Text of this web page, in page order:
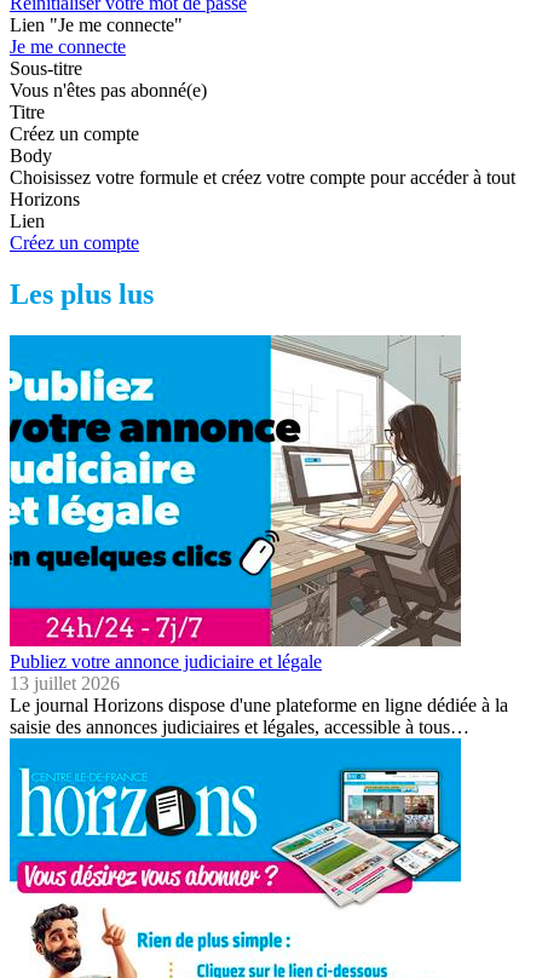
Lien "Je me connecte"
Je me connecte
Sous-titre
Vous n'êtes pas abonné(e)
Titre
Créez un compte
Body
Choisissez votre formule et créez votre compte pour accéder à tout
Horizons
Lien
Créez un compte
Les plus lus
Publiez votre annonce judiciaire et légale
13 juillet 2026
Le journal Horizons dispose d'une plateforme en ligne dédiée à la
saisie des annonces judiciaires et légales, accessible à tous…